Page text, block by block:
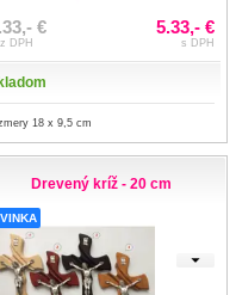
€
DPH
5.33,- €
s DPH
18 x 9,5 cm
Drevený kríž - 20 cm